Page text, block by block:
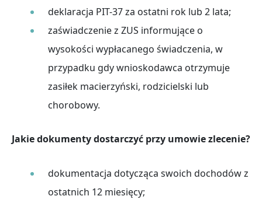
deklaracja PIT-37 za ostatni rok lub 2 lata;
zaświadczenie z ZUS informujące o
wysokości wypłacanego świadczenia, w
przypadku gdy wnioskodawca otrzymuje
zasiłek macierzyński, rodzicielski lub
chorobowy.
Jakie dokumenty dostarczyć przy umowie zlecenie?
dokumentacja dotycząca swoich dochodów z
ostatnich 12 miesięcy;